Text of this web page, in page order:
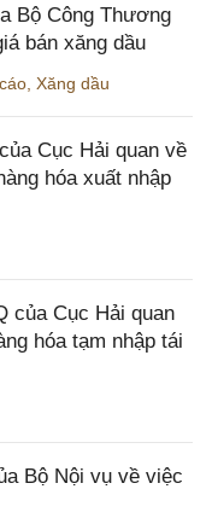
Bộ Công Thương
bán xăng dầu
Xăng dầu
Cục Hải quan về
hóa xuất nhập
của Cục Hải quan
hóa tạm nhập tái
Bộ Nội vụ về việc